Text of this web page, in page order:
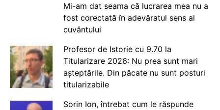
Mi-am dat seama că lucrarea mea nu a
fost corectată în adevăratul sens al
cuvântului
Profesor de Istorie cu 9.70 la
Titularizare 2026: Nu prea sunt mari
așteptările. Din păcate nu sunt posturi
titularizabile
Sorin Ion, întrebat cum le răspunde